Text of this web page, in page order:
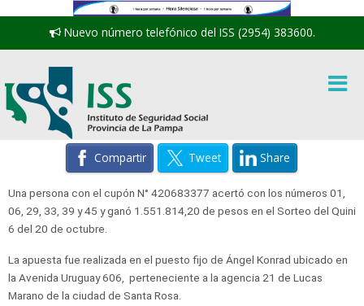
Nuevo número telefónico del ISS (2954) 383600.
Compartir Tweet Share
Una persona con el cupón N° 420683377 acertó con los números 01,
06, 29, 33, 39 y 45 y ganó 1.551.814,20 de pesos en el Sorteo del Quini
6 del 20 de octubre.
La apuesta fue realizada en el puesto fijo de Ángel Konrad ubicado en
la Avenida Uruguay 606, perteneciente a la agencia 21 de Lucas
Marano de la ciudad de Santa Rosa.